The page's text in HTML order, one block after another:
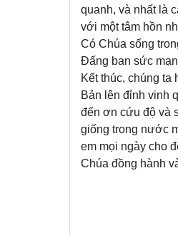
quanh, và nhất là
với một tâm hồn
Có Chúa sống
Đấng ban sức
Kết thúc, chúng
Bản lên đỉnh vinh
đến ơn cứu độ và
giống trong nước
em mọi ngày cho
Chúa đồng hành